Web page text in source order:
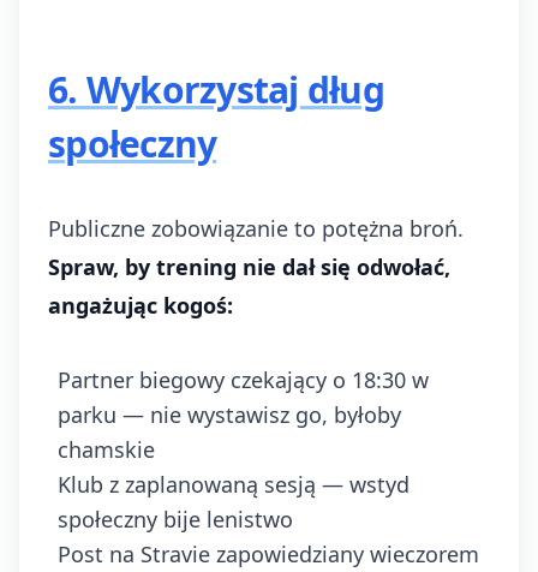
6. Wykorzystaj dług
społeczny
Publiczne zobowiązanie to potężna broń.
Spraw, by trening nie dał się odwołać,
angażując kogoś:
Partner biegowy czekający o 18:30 w
parku — nie wystawisz go, byłoby
chamskie
Klub z zaplanowaną sesją — wstyd
społeczny bije lenistwo
Post na Stravie zapowiedziany wieczorem